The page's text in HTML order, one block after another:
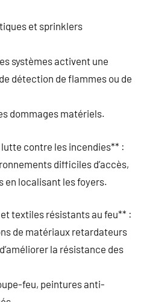
et sprinklers
systèmes activent une
détection de flammes ou de
dommages matériels.
contre les incendies** :
difficiles d’accès,
en localisant les foyers.
textiles résistants au feu** :
de matériaux retardateurs
la résistance des
feu, peintures anti-